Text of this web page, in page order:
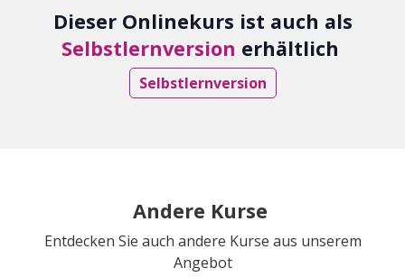
Dieser Onlinekurs ist auch als
Selbstlernversion erhältlich
Selbstlernversion
Andere Kurse
Entdecken Sie auch andere Kurse aus unserem
Angebot